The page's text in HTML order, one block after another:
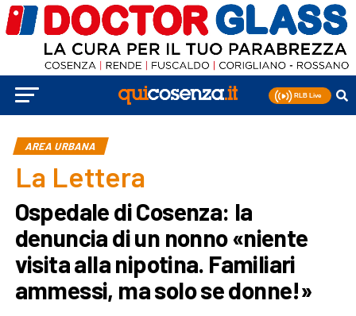
AREA URBANA
La Lettera
Ospedale di Cosenza: la
denuncia di un nonno «niente
visita alla nipotina. Familiari
ammessi, ma solo se donne!»